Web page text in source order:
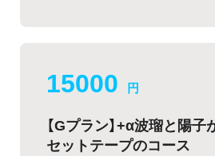
15000 円
【Gプラン】+α波瑠と陽
セットテープのコース